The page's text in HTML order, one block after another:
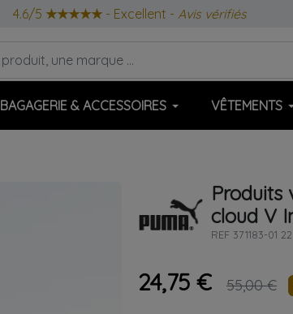
4.6/5 ★★★★★ - Excellent - Avis vérifiés
BAGAGERIE & ACCESSOIRES VÊTEMENTS
Produits
cloud V
REF 371183-01 22
24,75 € 55,00 €